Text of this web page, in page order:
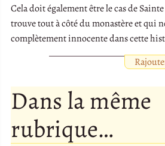
Cela doit également être le cas de
trouve tout à côté du monastère et qui
complètement innocente dans cette
Dans la même
rubrique…